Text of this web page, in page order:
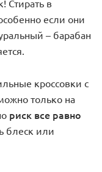
Стирать в
особенно если они
– барабан
кроссовки с
только на
риск все равно
блеск или